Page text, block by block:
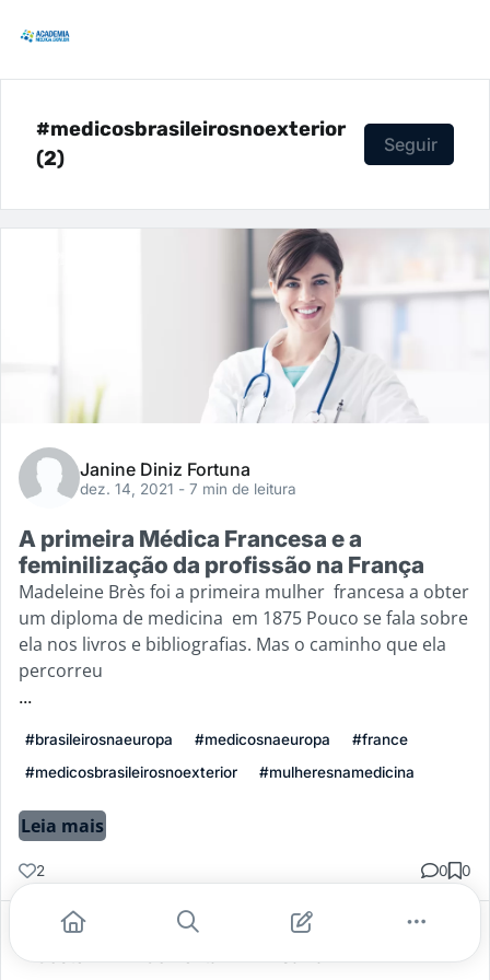
#medicosbrasileirosnoexterior
(2)
Seguir
Janine Diniz Fortuna
dez. 14, 2021 - 7 min de leitura
A primeira Médica Francesa e a
feminilização da profissão na França
Madeleine Brès foi a primeira mulher francesa a obter
um diploma de medicina em 1875 Pouco se fala sobre
ela nos livros e bibliografias. Mas o caminho que ela
percorreu
...
#brasileirosnaeuropa #medicosnaeuropa
#france
#medicosbrasileirosnoexterior
#mulheresnamedicina
Leia mais
2 0 0
Gostei Comentar Salvar